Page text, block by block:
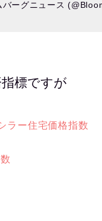
ーグニュース
標ですが
ラー住宅価格指数